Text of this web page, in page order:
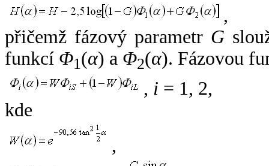
,
přičemž fázový parametr G
funkcí Φ1(α) a Φ2(α). Fázovou
, i = 1, 2,
kde
,